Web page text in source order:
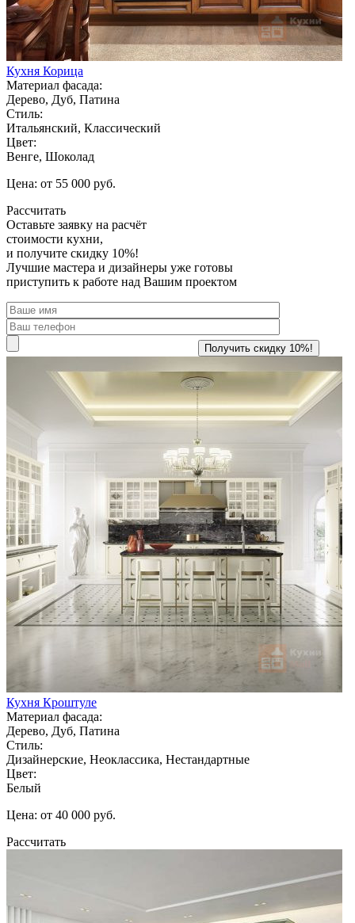
Кухня Корица
Материал фасада:
Дерево, Дуб, Патина
Стиль:
Итальянский, Классический
Цвет:
Венге, Шоколад
Цена: от 55 000 руб.
Рассчитать
Оставьте заявку на расчёт
стоимости кухни,
и получите скидку 10%!
Лучшие мастера и дизайнеры уже готовы
приступить к работе над Вашим проектом
Кухня Кроштуле
Материал фасада:
Дерево, Дуб, Патина
Стиль:
Дизайнерские, Неоклассика, Нестандартные
Цвет:
Белый
Цена: от 40 000 руб.
Рассчитать